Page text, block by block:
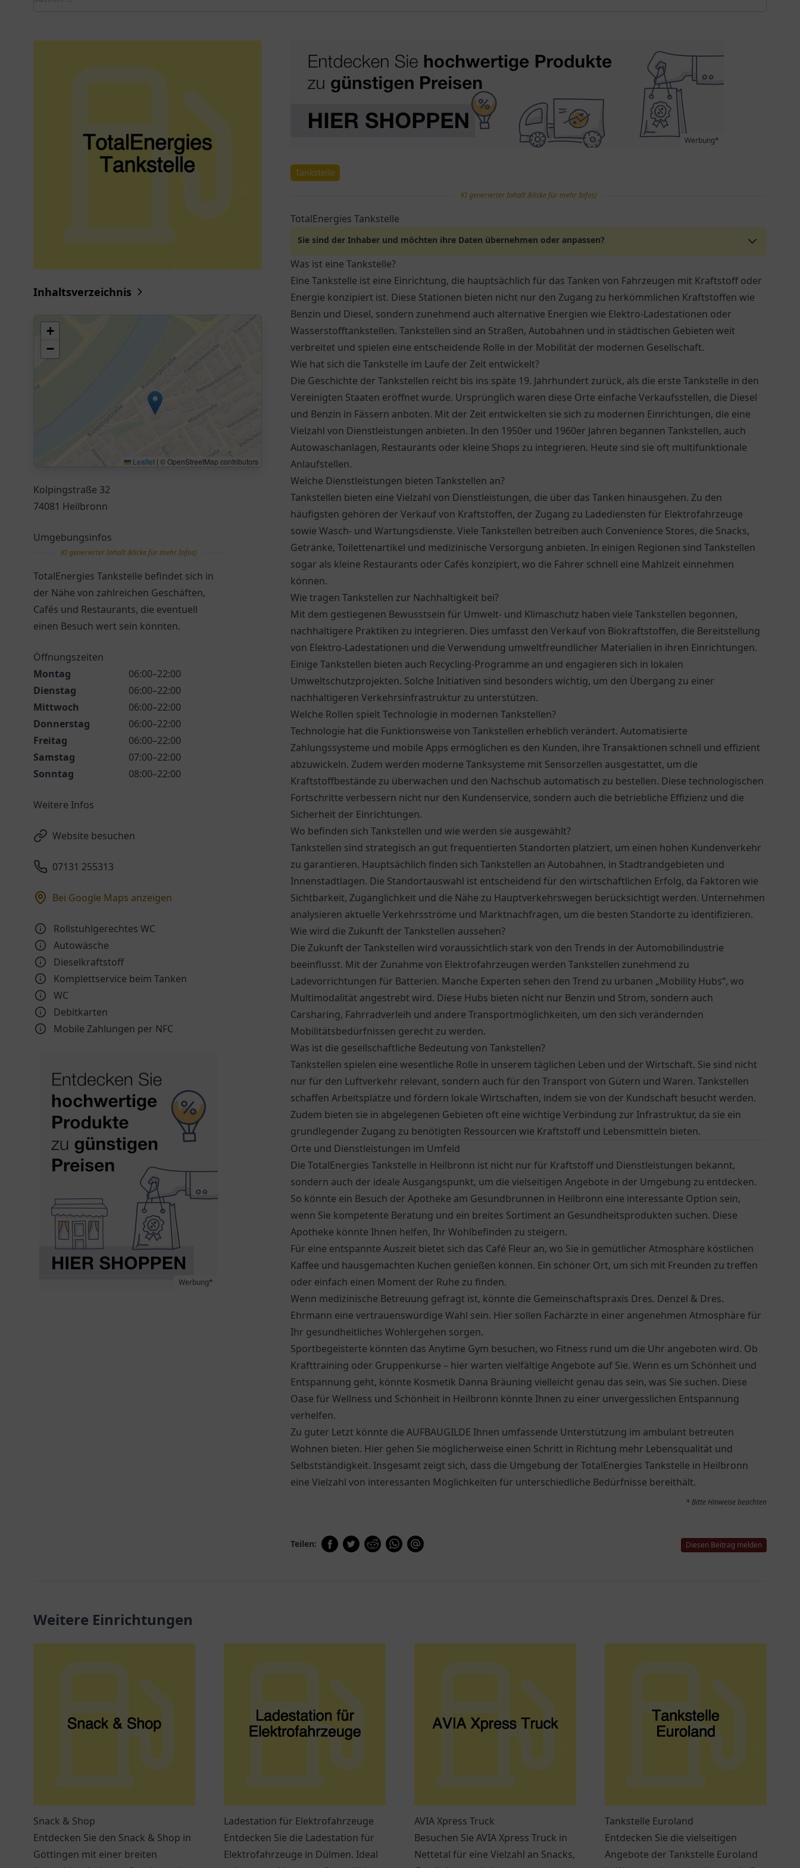
Inhaltsverzeichnis
+
−
Leaflet | © OpenStreetMap contributors
Kolpingstraße 32
74081 Heilbronn
Umgebungsinfos
KI generierter Inhalt (klicke für mehr Infos)
TotalEnergies Tankstelle befindet sich in
der Nähe von zahlreichen Geschäften,
Cafés und Restaurants, die eventuell
einen Besuch wert sein könnten.
Öffnungszeiten
Montag
06:00–22:00
Dienstag
06:00–22:00
Mittwoch
06:00–22:00
Donnerstag
06:00–22:00
Freitag
06:00–22:00
Samstag
07:00–22:00
Sonntag
08:00–22:00
Weitere Infos
Website besuchen
07131 255313
Bei Google Maps anzeigen
Rollstuhlgerechtes WC
Autowäsche
Dieselkraftstoff
Komplettservice beim Tanken
WC
Debitkarten
Mobile Zahlungen per NFC
Werbung*
Werbung*
Tankstelle
KI generierter Inhalt (klicke für mehr Infos)
TotalEnergies Tankstelle
Sie sind der Inhaber und möchten ihre Daten übernehmen oder anpassen?
Was ist eine Tankstelle?
Eine Tankstelle ist eine Einrichtung, die hauptsächlich für das Tanken von Fahrzeugen mit Kraftstoff oder
Energie konzipiert ist. Diese Stationen bieten nicht nur den Zugang zu herkömmlichen Kraftstoffen wie
Benzin und Diesel, sondern zunehmend auch alternative Energien wie Elektro-Ladestationen oder
Wasserstofftankstellen. Tankstellen sind an Straßen, Autobahnen und in städtischen Gebieten weit
verbreitet und spielen eine entscheidende Rolle in der Mobilität der modernen Gesellschaft.
Wie hat sich die Tankstelle im Laufe der Zeit entwickelt?
Die Geschichte der Tankstellen reicht bis ins späte 19. Jahrhundert zurück, als die erste Tankstelle in den
Vereinigten Staaten eröffnet wurde. Ursprünglich waren diese Orte einfache Verkaufsstellen, die Diesel
und Benzin in Fässern anboten. Mit der Zeit entwickelten sie sich zu modernen Einrichtungen, die eine
Vielzahl von Dienstleistungen anbieten. In den 1950er und 1960er Jahren begannen Tankstellen, auch
Autowaschanlagen, Restaurants oder kleine Shops zu integrieren. Heute sind sie oft multifunktionale
Anlaufstellen.
Welche Dienstleistungen bieten Tankstellen an?
Tankstellen bieten eine Vielzahl von Dienstleistungen, die über das Tanken hinausgehen. Zu den
häufigsten gehören der Verkauf von Kraftstoffen, der Zugang zu Ladediensten für Elektrofahrzeuge
sowie Wasch- und Wartungsdienste. Viele Tankstellen betreiben auch Convenience Stores, die Snacks,
Getränke, Toilettenartikel und medizinische Versorgung anbieten. In einigen Regionen sind Tankstellen
sogar als kleine Restaurants oder Cafés konzipiert, wo die Fahrer schnell eine Mahlzeit einnehmen
können.
Wie tragen Tankstellen zur Nachhaltigkeit bei?
Mit dem gestiegenen Bewusstsein für Umwelt- und Klimaschutz haben viele Tankstellen begonnen,
nachhaltigere Praktiken zu integrieren. Dies umfasst den Verkauf von Biokraftstoffen, die Bereitstellung
von Elektro-Ladestationen und die Verwendung umweltfreundlicher Materialien in ihren Einrichtungen.
Einige Tankstellen bieten auch Recycling-Programme an und engagieren sich in lokalen
Umweltschutzprojekten. Solche Initiativen sind besonders wichtig, um den Übergang zu einer
nachhaltigeren Verkehrsinfrastruktur zu unterstützen.
Welche Rollen spielt Technologie in modernen Tankstellen?
Technologie hat die Funktionsweise von Tankstellen erheblich verändert. Automatisierte
Zahlungssysteme und mobile Apps ermöglichen es den Kunden, ihre Transaktionen schnell und effizient
abzuwickeln. Zudem werden moderne Tanksysteme mit Sensorzellen ausgestattet, um die
Kraftstoffbestände zu überwachen und den Nachschub automatisch zu bestellen. Diese technologischen
Fortschritte verbessern nicht nur den Kundenservice, sondern auch die betriebliche Effizienz und die
Sicherheit der Einrichtungen.
Wo befinden sich Tankstellen und wie werden sie ausgewählt?
Tankstellen sind strategisch an gut frequentierten Standorten platziert, um einen hohen Kundenverkehr
zu garantieren. Hauptsächlich finden sich Tankstellen an Autobahnen, in Stadtrandgebieten und
Innenstadtlagen. Die Standortauswahl ist entscheidend für den wirtschaftlichen Erfolg, da Faktoren wie
Sichtbarkeit, Zugänglichkeit und die Nähe zu Hauptverkehrswegen berücksichtigt werden. Unternehmen
analysieren aktuelle Verkehrsströme und Marktnachfragen, um die besten Standorte zu identifizieren.
Wie wird die Zukunft der Tankstellen aussehen?
Die Zukunft der Tankstellen wird voraussichtlich stark von den Trends in der Automobilindustrie
beeinflusst. Mit der Zunahme von Elektrofahrzeugen werden Tankstellen zunehmend zu
Ladevorrichtungen für Batterien. Manche Experten sehen den Trend zu urbanen „Mobility Hubs“, wo
Multimodalität angestrebt wird. Diese Hubs bieten nicht nur Benzin und Strom, sondern auch
Carsharing, Fahrradverleih und andere Transportmöglichkeiten, um den sich verändernden
Mobilitätsbedürfnissen gerecht zu werden.
Was ist die gesellschaftliche Bedeutung von Tankstellen?
Tankstellen spielen eine wesentliche Rolle in unserem täglichen Leben und der Wirtschaft. Sie sind nicht
nur für den Luftverkehr relevant, sondern auch für den Transport von Gütern und Waren. Tankstellen
schaffen Arbeitsplätze und fördern lokale Wirtschaften, indem sie von der Kundschaft besucht werden.
Zudem bieten sie in abgelegenen Gebieten oft eine wichtige Verbindung zur Infrastruktur, da sie ein
grundlegender Zugang zu benötigten Ressourcen wie Kraftstoff und Lebensmitteln bieten.
Orte und Dienstleistungen im Umfeld
Die TotalEnergies Tankstelle in Heilbronn ist nicht nur für Kraftstoff und Dienstleistungen bekannt,
sondern auch der ideale Ausgangspunkt, um die vielseitigen Angebote in der Umgebung zu entdecken.
So könnte ein Besuch der Apotheke am Gesundbrunnen in Heilbronn eine interessante Option sein,
wenn Sie kompetente Beratung und ein breites Sortiment an Gesundheitsprodukten suchen. Diese
Apotheke könnte Ihnen helfen, Ihr Wohlbefinden zu steigern.
Für eine entspannte Auszeit bietet sich das Café Fleur an, wo Sie in gemütlicher Atmosphäre köstlichen
Kaffee und hausgemachten Kuchen genießen können. Ein schöner Ort, um sich mit Freunden zu treffen
oder einfach einen Moment der Ruhe zu finden.
Wenn medizinische Betreuung gefragt ist, könnte die Gemeinschaftspraxis Dres. Denzel & Dres.
Ehrmann eine vertrauenswürdige Wahl sein. Hier sollen Fachärzte in einer angenehmen Atmosphäre für
Ihr gesundheitliches Wohlergehen sorgen.
Sportbegeisterte könnten das Anytime Gym besuchen, wo Fitness rund um die Uhr angeboten wird. Ob
Krafttraining oder Gruppenkurse – hier warten vielfältige Angebote auf Sie. Wenn es um Schönheit und
Entspannung geht, könnte Kosmetik Danna Bräuning vielleicht genau das sein, was Sie suchen. Diese
Oase für Wellness und Schönheit in Heilbronn könnte Ihnen zu einer unvergesslichen Entspannung
verhelfen.
Zu guter Letzt könnte die AUFBAUGILDE Ihnen umfassende Unterstützung im ambulant betreuten
Wohnen bieten. Hier gehen Sie möglicherweise einen Schritt in Richtung mehr Lebensqualität und
Selbstständigkeit. Insgesamt zeigt sich, dass die Umgebung der TotalEnergies Tankstelle in Heilbronn
eine Vielzahl von interessanten Möglichkeiten für unterschiedliche Bedürfnisse bereithält.
* Bitte Hinweise beachten
Teilen: Diesen Beitrag melden
Weitere Einrichtungen
Snack & Shop
Entdecken Sie den Snack & Shop in
Göttingen mit einer breiten
Ladestation für Elektrofahrzeuge
Entdecken Sie die Ladestation für
Elektrofahrzeuge in Dülmen. Ideal
AVIA Xpress Truck
Besuchen Sie AVIA Xpress Truck in
Nettetal für eine Vielzahl an Snacks,
Tankstelle Euroland
Entdecken Sie die vielseitigen
Angebote der Tankstelle Euroland